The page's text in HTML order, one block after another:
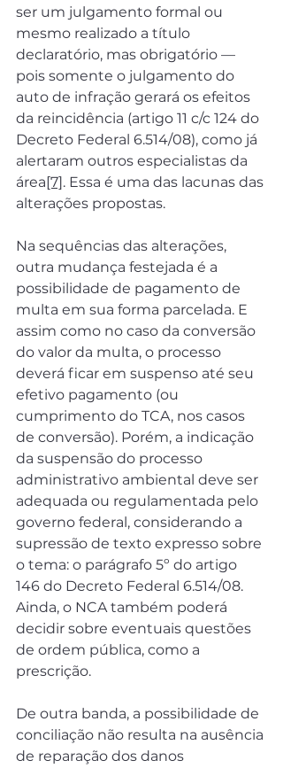
ser um julgamento formal ou
mesmo realizado a título
declaratório, mas obrigatório —
pois somente o julgamento do
auto de infração gerará os efeitos
da reincidência (artigo 11 c/c 124 do
Decreto Federal 6.514/08), como já
alertaram outros especialistas da
área[7]. Essa é uma das lacunas das
alterações propostas.
Na sequências das alterações,
outra mudança festejada é a
possibilidade de pagamento de
multa em sua forma parcelada. E
assim como no caso da conversão
do valor da multa, o processo
deverá ficar em suspenso até seu
efetivo pagamento (ou
cumprimento do TCA, nos casos
de conversão). Porém, a indicação
da suspensão do processo
administrativo ambiental deve ser
adequada ou regulamentada pelo
governo federal, considerando a
supressão de texto expresso sobre
o tema: o parágrafo 5º do artigo
146 do Decreto Federal 6.514/08.
Ainda, o NCA também poderá
decidir sobre eventuais questões
de ordem pública, como a
prescrição.
De outra banda, a possibilidade de
conciliação não resulta na ausência
de reparação dos danos